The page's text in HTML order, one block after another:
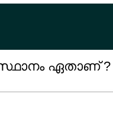
ഏതാണ് ?